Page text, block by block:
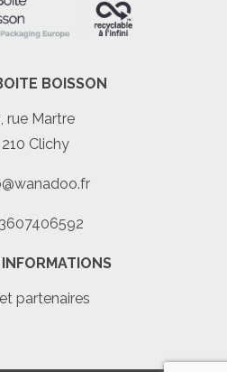
BOISSON
rue Martre
Clichy
partenaires